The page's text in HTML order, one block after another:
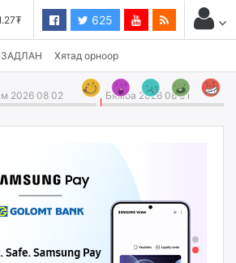
JPY 27.19₮ 625
Хятад орноор
2026 08 02 Бямба 2026 08 01